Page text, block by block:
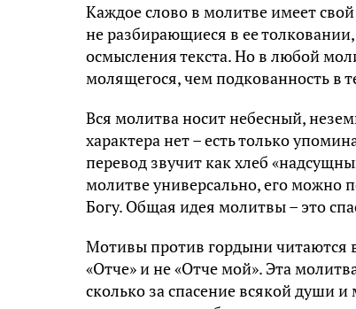
Каждое слово в молитве имеет
не разбирающиеся в ее
осмысления текста. Но в любой
молящегося, чем подкованность в
Вся молитва носит небесный,
характера нет – есть только
перевод звучит как хлеб
молитве универсально, его можно
Богу. Общая идея молитвы – это
Мотивы против гордыни читаются
«Отче» и не «Отче мой». Эта
сколько за спасение всякой души